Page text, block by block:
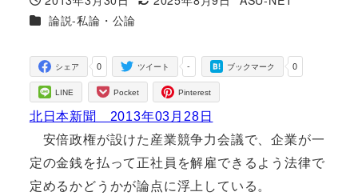
投稿日 更新日
著
カテゴリー
論説-私論・公論
0
シェア -
ツイート 0
ブックマーク
LINE Pocket Pinterest
北日本新聞 2013年03月28日
安倍政権が設けた産業競争力会議で、企業が一
定の金銭を払って正社員を解雇できるよう法律で
定めるかどうかが論点に浮上している。